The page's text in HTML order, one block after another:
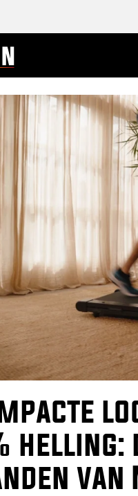
helling:
van